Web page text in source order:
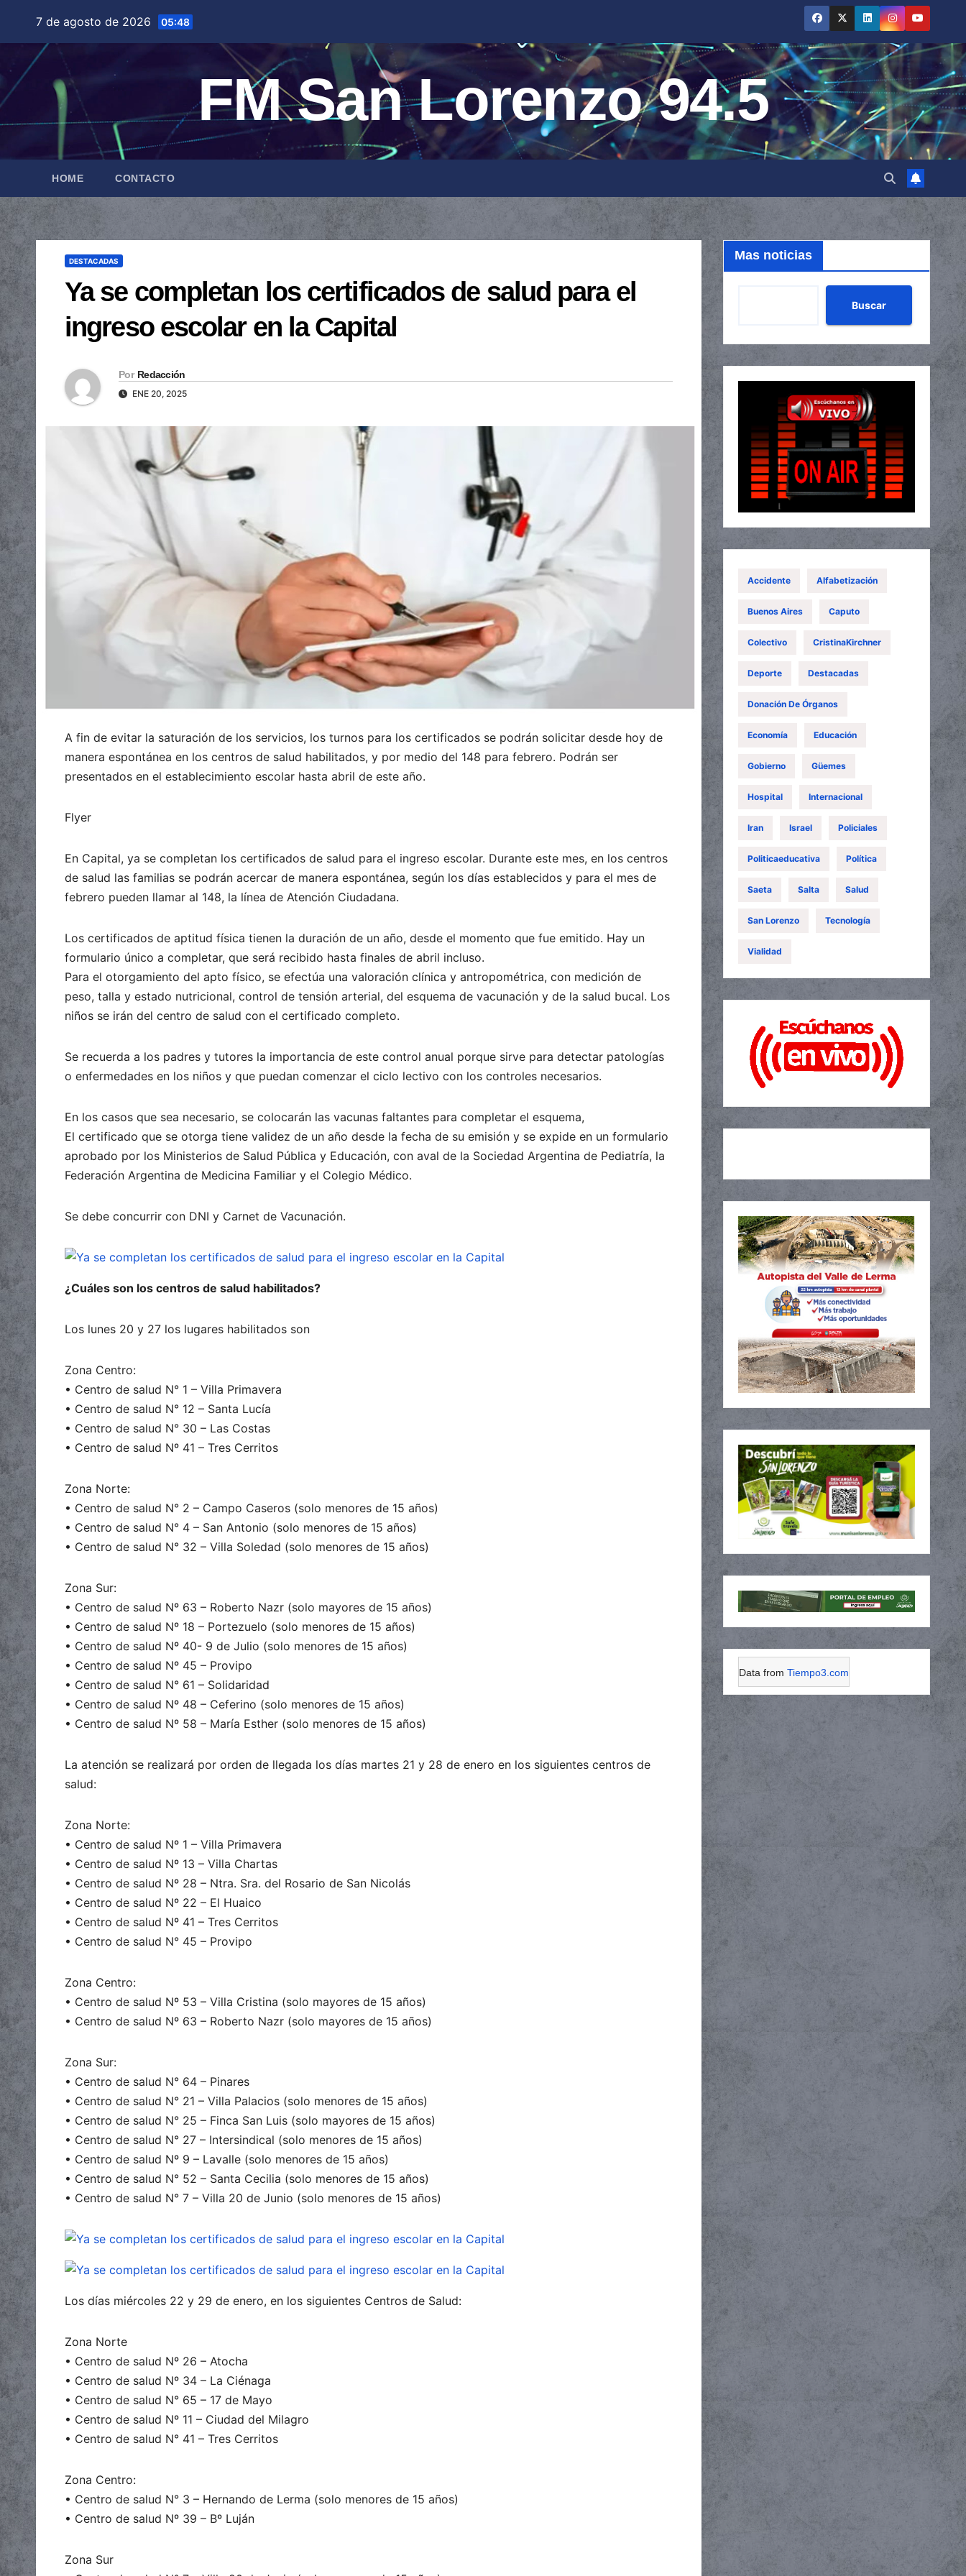
contenido
7 de agosto de 2026 05:48
FM San Lorenzo 94.5
HOME CONTACTO
DESTACADAS
Ya se completan los certificados de salud para el
ingreso escolar en la Capital
Por Redacción
ENE 20, 2025
A fin de evitar la saturación de los servicios, los turnos para los certificados se podrán solicitar desde hoy de
manera espontánea en los centros de salud habilitados, y por medio del 148 para febrero. Podrán ser
presentados en el establecimiento escolar hasta abril de este año.
Flyer
En Capital, ya se completan los certificados de salud para el ingreso escolar. Durante este mes, en los centros
de salud las familias se podrán acercar de manera espontánea, según los días establecidos y para el mes de
febrero pueden llamar al 148, la línea de Atención Ciudadana.
Los certificados de aptitud física tienen la duración de un año, desde el momento que fue emitido. Hay un
formulario único a completar, que será recibido hasta finales de abril incluso.
Para el otorgamiento del apto físico, se efectúa una valoración clínica y antropométrica, con medición de
peso, talla y estado nutricional, control de tensión arterial, del esquema de vacunación y de la salud bucal. Los
niños se irán del centro de salud con el certificado completo.
Se recuerda a los padres y tutores la importancia de este control anual porque sirve para detectar patologías
o enfermedades en los niños y que puedan comenzar el ciclo lectivo con los controles necesarios.
En los casos que sea necesario, se colocarán las vacunas faltantes para completar el esquema,
El certificado que se otorga tiene validez de un año desde la fecha de su emisión y se expide en un formulario
aprobado por los Ministerios de Salud Pública y Educación, con aval de la Sociedad Argentina de Pediatría, la
Federación Argentina de Medicina Familiar y el Colegio Médico.
Se debe concurrir con DNI y Carnet de Vacunación.
¿Cuáles son los centros de salud habilitados?
Los lunes 20 y 27 los lugares habilitados son
Zona Centro:
• Centro de salud N° 1 – Villa Primavera
• Centro de salud N° 12 – Santa Lucía
• Centro de salud N° 30 – Las Costas
• Centro de salud Nº 41 – Tres Cerritos
Zona Norte:
• Centro de salud N° 2 – Campo Caseros (solo menores de 15 años)
• Centro de salud N° 4 – San Antonio (solo menores de 15 años)
• Centro de salud N° 32 – Villa Soledad (solo menores de 15 años)
Zona Sur:
• Centro de salud Nº 63 – Roberto Nazr (solo mayores de 15 años)
• Centro de salud Nº 18 – Portezuelo (solo menores de 15 años)
• Centro de salud Nº 40- 9 de Julio (solo menores de 15 años)
• Centro de salud Nº 45 – Provipo
• Centro de salud N° 61 – Solidaridad
• Centro de salud Nº 48 – Ceferino (solo menores de 15 años)
• Centro de salud Nº 58 – María Esther (solo menores de 15 años)
La atención se realizará por orden de llegada los días martes 21 y 28 de enero en los siguientes centros de
salud:
Zona Norte:
• Centro de salud Nº 1 – Villa Primavera
• Centro de salud Nº 13 – Villa Chartas
• Centro de salud Nº 28 – Ntra. Sra. del Rosario de San Nicolás
• Centro de salud Nº 22 – El Huaico
• Centro de salud Nº 41 – Tres Cerritos
• Centro de salud N° 45 – Provipo
Zona Centro:
• Centro de salud Nº 53 – Villa Cristina (solo mayores de 15 años)
• Centro de salud Nº 63 – Roberto Nazr (solo mayores de 15 años)
Zona Sur:
• Centro de salud N° 64 – Pinares
• Centro de salud N° 21 – Villa Palacios (solo menores de 15 años)
• Centro de salud N° 25 – Finca San Luis (solo mayores de 15 años)
• Centro de salud N° 27 – Intersindical (solo menores de 15 años)
• Centro de salud Nº 9 – Lavalle (solo menores de 15 años)
• Centro de salud N° 52 – Santa Cecilia (solo menores de 15 años)
• Centro de salud N° 7 – Villa 20 de Junio (solo menores de 15 años)
Los días miércoles 22 y 29 de enero, en los siguientes Centros de Salud:
Zona Norte
• Centro de salud Nº 26 – Atocha
• Centro de salud Nº 34 – La Ciénaga
• Centro de salud N° 65 – 17 de Mayo
• Centro de salud Nº 11 – Ciudad del Milagro
• Centro de salud N° 41 – Tres Cerritos
Zona Centro:
• Centro de salud N° 3 – Hernando de Lerma (solo menores de 15 años)
• Centro de salud Nº 39 – Bº Luján
Zona Sur
Mas noticias
Buscar
Accidente Alfabetización
Buenos Aires Caputo
Colectivo CristinaKirchner
Deporte Destacadas
Donación De Órganos
Economía Educación
Gobierno Güemes
Hospital Internacional
Iran Israel Policiales
Politicaeducativa Política
Saeta Salta Salud
San Lorenzo Tecnología
Vialidad
Data from Tiempo3.com